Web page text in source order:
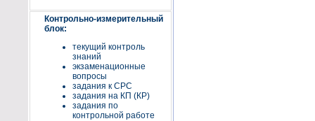
Контрольно-измерительный
блок:
текущий контроль
знаний
экзаменационные
вопросы
задания к СРС
задания на КП (КР)
задания по
контрольной работе